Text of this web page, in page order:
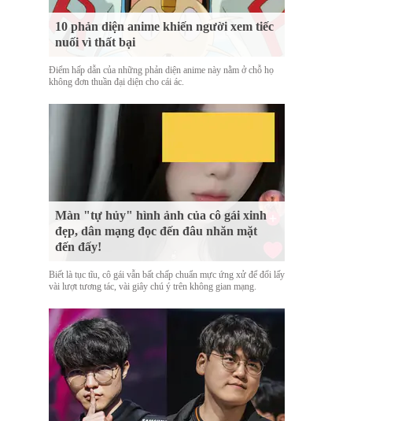
10 phản diện anime khiến người xem tiếc
nuối vì thất bại
Điểm hấp dẫn của những phản diện anime này nằm ở chỗ họ
không đơn thuần đại diện cho cái ác.
Màn "tự hủy" hình ảnh của cô gái xinh
đẹp, dân mạng đọc đến đâu nhăn mặt
đến đấy!
Biết là tục tĩu, cô gái vẫn bất chấp chuẩn mực ứng xử để đổi lấy
vài lượt tương tác, vài giây chú ý trên không gian mạng.